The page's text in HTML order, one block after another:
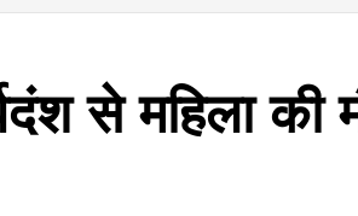
से महिला की